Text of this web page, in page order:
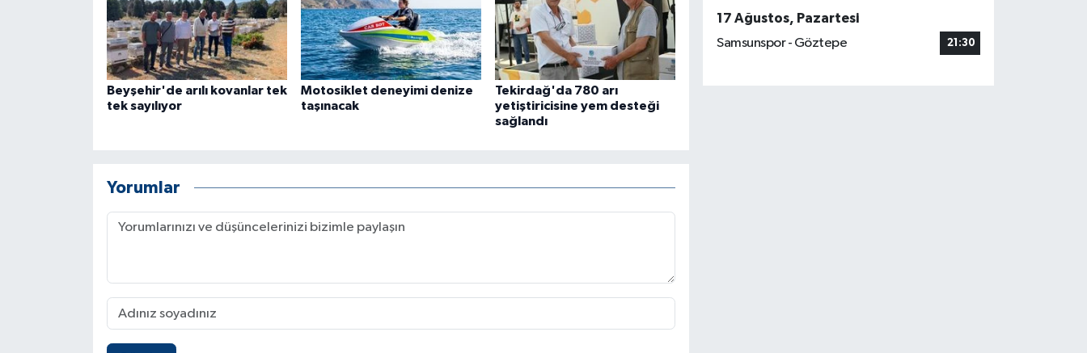
Beyşehir'de arılı kovanlar tek
tek sayılıyor
Motosiklet deneyimi denize
taşınacak
Tekirdağ'da 780 arı
yetiştiricisine yem desteği
sağlandı
Yorumlar
17 Ağustos, Pazartesi
Samsunspor - Göztepe
21:30